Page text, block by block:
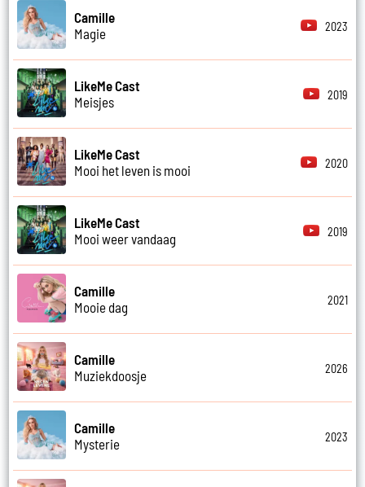
Camille
Magie
2023
LikeMe Cast
Meisjes
2019
LikeMe Cast
Mooi het leven is mooi
2020
LikeMe Cast
Mooi weer vandaag
2019
Camille
Mooie dag
2021
Camille
Muziekdoosje
2026
Camille
Mysterie
2023